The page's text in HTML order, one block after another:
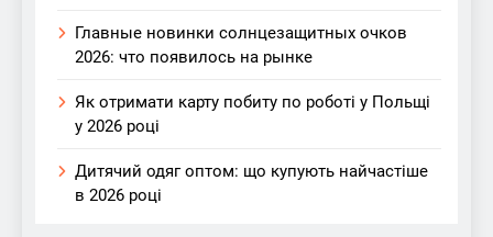
Главные новинки солнцезащитных очков
2026: что появилось на рынке
Як отримати карту побиту по роботі у Польщі
у 2026 році
Дитячий одяг оптом: що купують найчастіше
в 2026 році